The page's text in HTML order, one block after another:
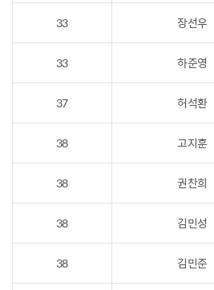
33 장선우
33 하준영
37 허석환
38 고지훈
38 권찬희
38 김민성
38 김민준